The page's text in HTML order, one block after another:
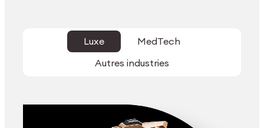
Luxe
MedTech
Autres industries